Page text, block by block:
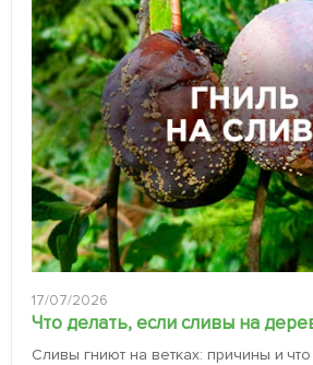
17/07/2026
Что делать, если сливы на
Сливы гниют на ветках: причины и